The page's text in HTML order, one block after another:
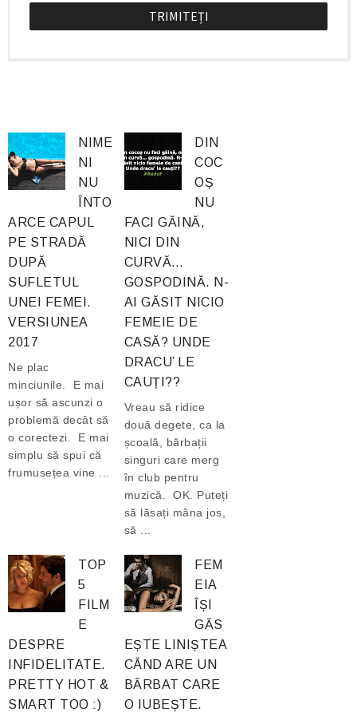
NIME
NI
NU
ÎNTO
ARCE CAPUL
PE STRADĂ
DUPĂ
SUFLETUL
UNEI FEMEI.
VERSIUNEA
2017
Ne plac
minciunile. E mai
ușor să ascunzi o
problemă decât să
o corectezi. E mai
simplu să spui că
frumusețea vine ...
DIN
COC
OȘ
NU
FACI GĂINĂ,
NICI DIN
CURVĂ…
GOSPODINĂ. N-
AI GĂSIT NICIO
FEMEIE DE
CASĂ? UNDE
DRACU’ LE
CAUȚI??
Vreau să ridice
două degete, ca la
școală, bărbații
singuri care merg
în club pentru
muzică. OK. Puteți
să lăsați mâna jos,
să ...
TOP
5
FILM
E
DESPRE
INFIDELITATE.
PRETTY HOT &
SMART TOO :)
FEM
EIA
ÎȘI
GĂS
EȘTE LINIȘTEA
CÂND ARE UN
BĂRBAT CARE
O IUBEȘTE.